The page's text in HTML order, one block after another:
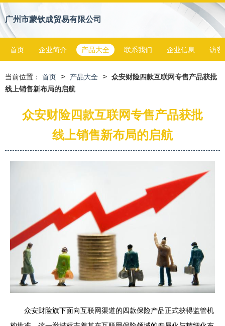
广州市蒙钦成贸易有限公司
首页 企业简介 产品大全 联系我们 企业信息 访客
当前位置： 首页 > 产品大全 > 众安财险四款互联网专售产品获批
线上销售新布局的启航
众安财险四款互联网专售产品获批
线上销售新布局的启航
众安财险旗下面向互联网渠道的四款保险产品正式获得监管机